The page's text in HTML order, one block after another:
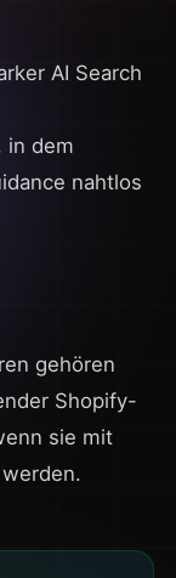
AI Search
in dem
nahtlos
gehören
Shopify-
sie mit